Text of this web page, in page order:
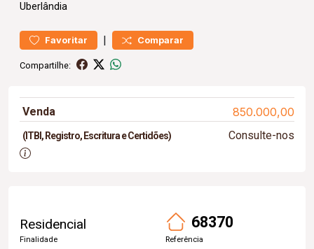
Uberlândia
Favoritar | Comparar
Compartilhe:
Venda 850.000,00
(ITBI, Registro, Escritura e Certidões) Consulte-nos
Residencial
Finalidade
68370
Referência